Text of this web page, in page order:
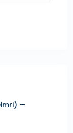
—